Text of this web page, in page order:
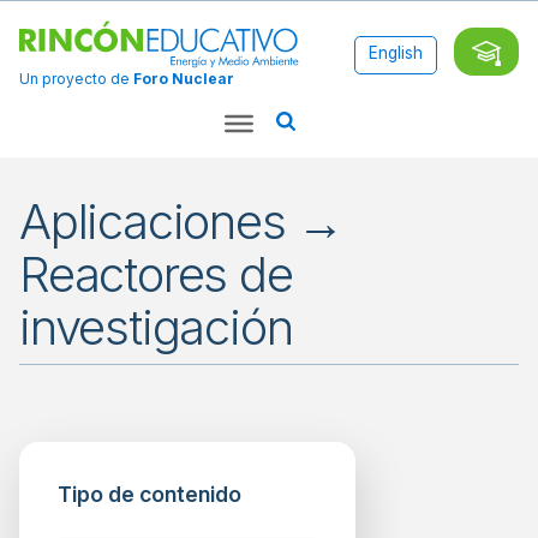
Un proyecto de Foro Nuclear
English
Aplicaciones →
Reactores de
investigación
Agroalimentarias
Industriales
Tipo de contenido